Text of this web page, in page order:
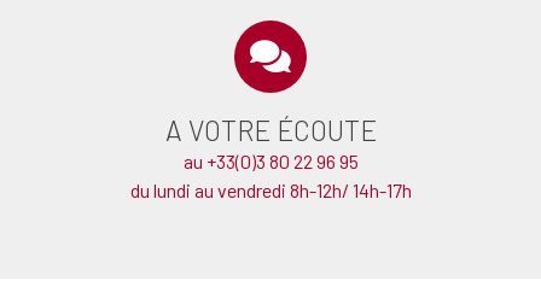
A VOTRE ÉCOUTE
au +33(0)3 80 22 96 95
du lundi au vendredi 8h-12h/ 14h-17h